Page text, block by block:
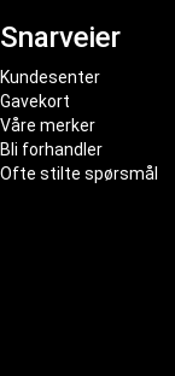
Snarveier
Kundesenter
Gavekort
Våre merker
Bli forhandler
Ofte stilte spørsmål